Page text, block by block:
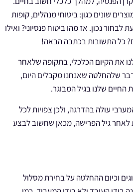
שונים כגון: ביטוחי מנהלים, קופות
נכון. אז מהו ביטוח פנסיוני? ואילו
כל התשובות בכתבה הבאה!
את הקיום הכלכלי, בתקופה שלאחר
שלהחלטה שאנחנו מקבלים היום,
שלנו בגיל המבוגר.
עולה בהדרגה, ולכן צפויות לכל
לאחר גיל הפרישה, מכאן שחשוב לבצע
וכיום ההחלטה על בחירת מסלול